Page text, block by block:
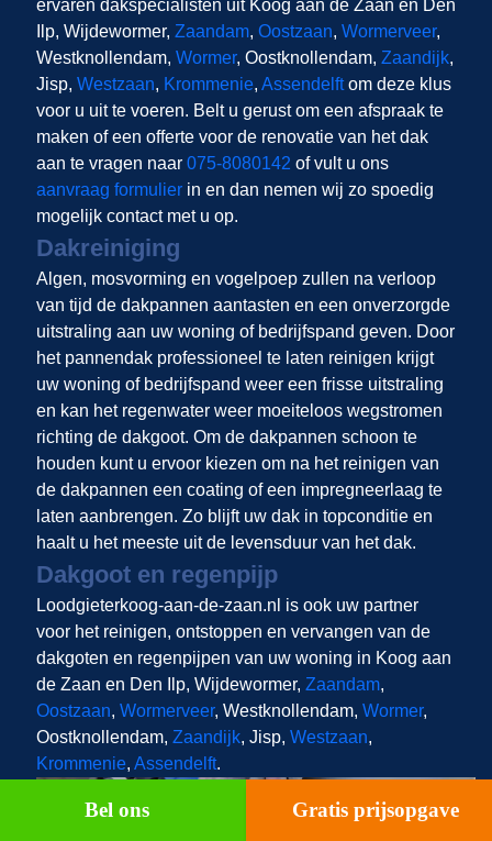
ervaren dakspecialisten uit Koog aan de Zaan en Den
Ilp, Wijdewormer, Zaandam, Oostzaan, Wormerveer,
Westknollendam, Wormer, Oostknollendam, Zaandijk,
Jisp, Westzaan, Krommenie, Assendelftom deze klus
voor u uit te voeren. Belt u gerust om een afspraak te
maken of een offerte voor de renovatie van het dak
aan te vragen naar 075-8080142 of vult u ons
aanvraag formulierin en dan nemen wij zo spoedig
mogelijk contact met u op.
Dakreiniging
Algen, mosvorming en vogelpoep zullen na verloop
van tijd de dakpannen aantasten en een onverzorgde
uitstraling aan uw woning of bedrijfspand geven. Door
het pannendak professioneel te laten reinigen krijgt
uw woning of bedrijfspand weer een frisse uitstraling
en kan het regenwater weer moeiteloos wegstromen
richting de dakgoot. Om de dakpannen schoon te
houden kunt u ervoor kiezen om na het reinigen van
de dakpannen een coating of een impregneerlaag te
laten aanbrengen. Zo blijft uw dak in topconditie en
haalt u het meeste uit de levensduur van het dak.
Dakgoot en regenpijp
Loodgieterkoog-aan-de-zaan.nl is ook uw partner
voor het reinigen, ontstoppen en vervangen van de
dakgoten en regenpijpen van uw woning in Koog aan
de Zaan en Den Ilp, Wijdewormer, Zaandam,
Oostzaan, Wormerveer, Westknollendam, Wormer,
Oostknollendam, Zaandijk, Jisp, Westzaan,
Krommenie, Assendelft.
Bel ons Gratis prijsopgave